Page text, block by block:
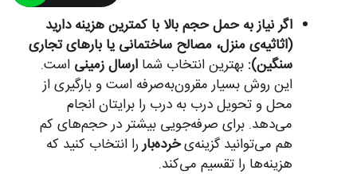
اگر نیاز به حمل حجم بالا با کمترین هزینه دارید
(اثاثیه‌ی منزل، مصالح ساختمانی یا بارهای تجاری
سنگین): بهترین انتخاب شما ارسال زمینی است.
این روش بسیار مقرون‌به‌صرفه است و بارگیری از
محل و تحویل درب به درب را برایتان انجام
می‌دهد. برای صرفه‌جویی بیشتر در حجم‌های کم
هم می‌توانید گزینه‌یخرده‌بار را انتخاب کنید که
هزینه‌ها را تقسیم می‌کند.